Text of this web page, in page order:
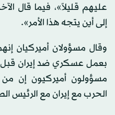
عليهم قليلاً»، فيما قال
إلى أين يتجه هذا الأمر».
وقال مسؤولان أميركيان
بعمل عسكري ضد إيران
مسؤولون أميركيون إن
الحرب مع إيران مع الرئيس